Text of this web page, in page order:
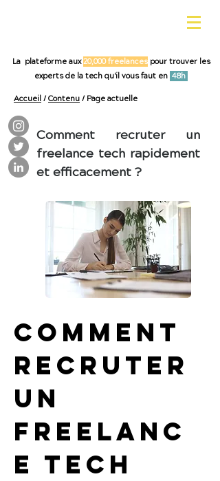
La plateforme aux20,000 freelancespour trouver les
experts de la tech qu'il vous faut en 48h
Accueil / Contenu / Page actuelle
Comment recruter un
freelance tech rapidement
et efficacement ?
Comment
recruter
un
freelanc
e tech